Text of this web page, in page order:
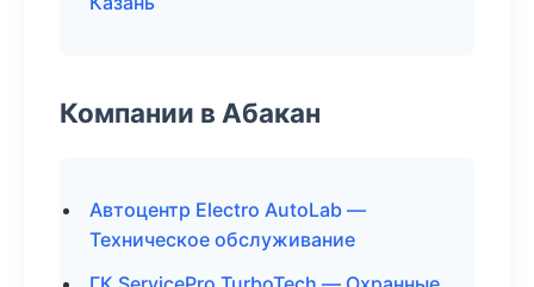
Компании в Абакан
Автоцентр Electro AutoLab —
Техническое обслуживание